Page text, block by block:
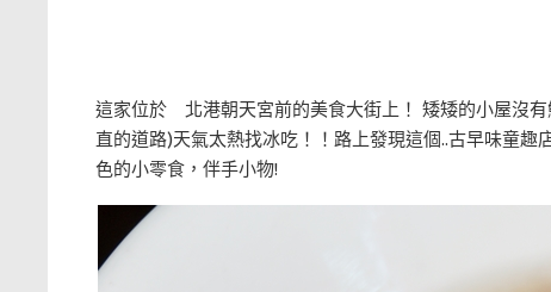
這家位於 北港朝天宮前的美食大街上！ 矮矮的小屋沒
直的道路)天氣太熱找冰吃！！路上發現這個..古早味童
色的小零食，伴手小物!